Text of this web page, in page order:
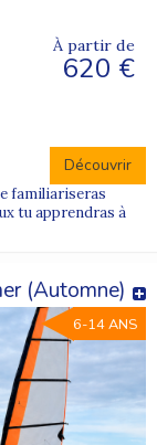
À partir de
620 €
Découvrir
familiariseras
tu apprendras à
(Automne)
6-14 ANS